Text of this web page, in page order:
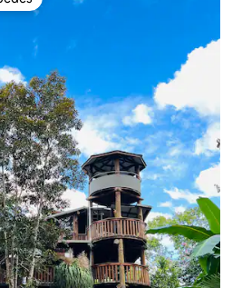
preferido